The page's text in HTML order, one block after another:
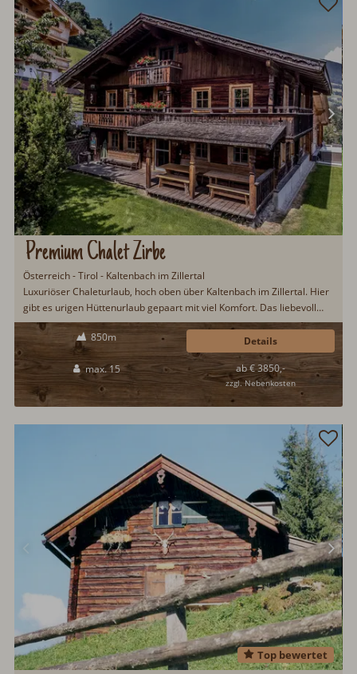
Premium Chalet Zirbe
Österreich - Tirol - Kaltenbach im Zillertal
Luxuriöser Chaleturlaub, hoch oben über Kaltenbach im Zillertal. Hier
gibt es urigen Hüttenurlaub gepaart mit viel Komfort. Das liebevoll
renovierte Chalet ist u.a. ausgestattet mit finnischer Sauna,
Kachelofen, Outdoor Whirlpool, Ski in/Ski out, Sonnenterrasse,
Weinklimaschrank u.v.m. Auf Wunsch gibt es auch jeden Morgen
frisches Backwaren in das Chalet...
850m
max. 15 ab € 3850,-
zzgl. Nebenkosten
Details
Top bewertet